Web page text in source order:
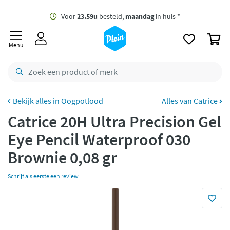
besteld,maandag
retourneren
CO2 neutraal
Betaal met Klarna
Menu
Oogpotlood Alles van Catrice
Catrice 20H Ultra Precision Gel
Eye Pencil Waterproof 030
Brownie 0,08 gr
Schrijf als eerste een review